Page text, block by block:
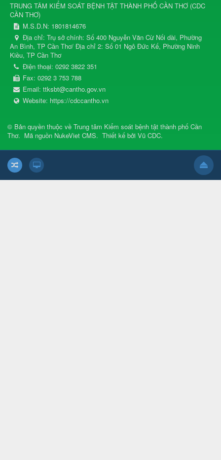
TRUNG TÂM KIỂM SOÁT BỆNH TẬT THÀNH PHỐ CẦN THƠ (CDC
CẦN THƠ)
M.S.D.N: 1801814676
Địa chỉ: Trụ sở chính: Số 400 Nguyễn Văn Cừ Nối dài, Phường
An Bình, TP Cần Thơ/ Địa chỉ 2: Số 01 Ngô Đức Kế, Phường Ninh
Kiều, TP Cần Thơ
Điện thoại: 0292 3822 351
Fax: 0292 3 753 788
Email: ttksbt@cantho.gov.vn
Website: https://cdccantho.vn
© Bản quyền thuộc về Trung tâm Kiểm soát bệnh tật thành phố Cần
Thơ. Mã nguồn NukeViet CMS. Thiết kế bởi Vũ CDC.